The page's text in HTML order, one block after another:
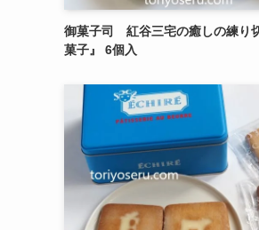
御菓子司 紅谷三宅の癒しの練り
菓子』 6個入